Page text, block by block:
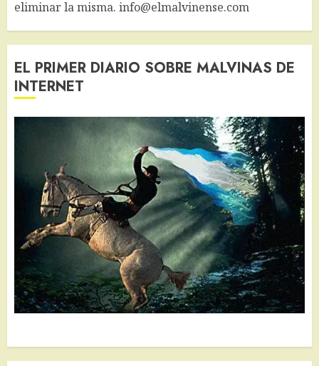
eliminar la misma. info@elmalvinense.com
EL PRIMER DIARIO SOBRE MALVINAS DE
INTERNET